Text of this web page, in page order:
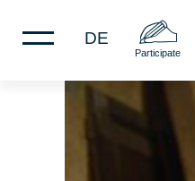
Participate
DE